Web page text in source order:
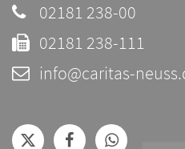
02181 238-00
02181 238-111
info@caritas-